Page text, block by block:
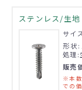
ステンレス/生
サイ
形状
処理:
販売
※本数
での